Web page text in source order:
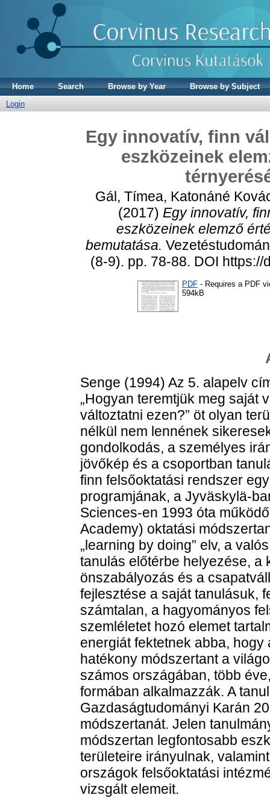
Home Search Browse by Year
Browse by Subject
Login
Egy innovatív, finn
eszközeinek
Gál, Tímea, Katonáné
(2017) Egy innovatív,
eszközeinek elemző
bemutatása.
(8-9). pp. 78-88. DOI
PDF - Requires a PDF
594kB
Senge (1994) Az 5. alapelv
„Hogyan teremtjük meg saját
változtatni ezen?” öt olyan
nélkül nem lennének
gondolkodás, a személyes
jövőkép és a csoportban
finn felsőoktatási rendszer
programjának, a Jyväskylä-
Sciences-en 1993 óta
Academy) oktatási
„learning by doing” elv, a
tanulás előtérbe helyezése, a
önszabályozás és a
fejlesztése a saját tanulásuk,
számtalan, a hagyományos
szemléletet hozó elemet
energiát fektetnek abba,
hatékony módszertant a
számos országában, több
formában alkalmazzák. A
Gazdaságtudományi Karán
módszertanát. Jelen
módszertan legfontosabb
területeire irányulnak,
országok felsőoktatási
vizsgált elemeit.